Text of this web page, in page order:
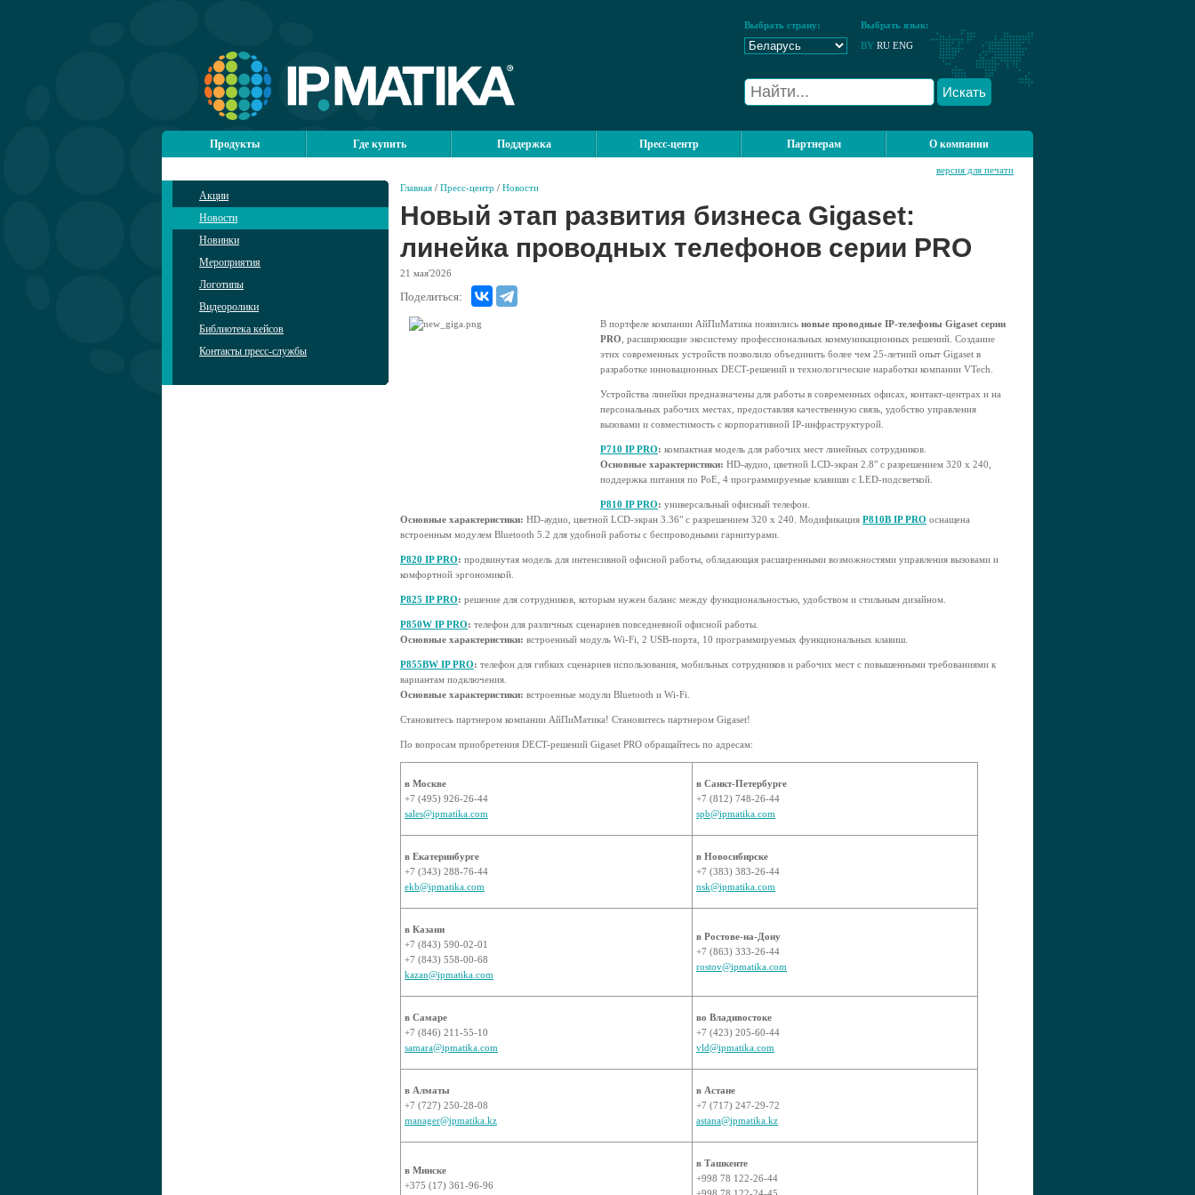
Выбрать страну:
Выбрать язык:
BY RU ENG
Искать
Продукты Где купить Поддержка Пресс-центр Партнерам О компании
Акции
Новости
Новинки
Мероприятия
Логотипы
Видеоролики
Библиотека кейсов
Контакты пресс-службы
Главная / Пресс-центр / Новости
версия для печати
Новый этап развития бизнеса Gigaset:
линейка проводных телефонов серии PRO
21 мая'2026
Поделиться:
В портфеле компании АйПиМатика появились новые проводные IP-телефоны Gigaset серии
PRO , расширяющие экосистему профессиональных коммуникационных решений. Создание
этих современных устройств позволило объединить более чем 25-летний опыт Gigaset в
разработке инновационных DECT-решений и технологические наработки компании VTech.
Устройства линейки предназначены для работы в современных офисах, контакт-центрах и на
персональных рабочих местах, предоставляя качественную связь, удобство управления
вызовами и совместимость с корпоративной IP-инфраструктурой.
P710 IP PRO: компактная модель для рабочих мест линейных сотрудников.
Основные характеристики: HD-аудио, цветной LCD-экран 2.8" с разрешением 320 х 240,
поддержка питания по PoE, 4 программируемые клавиши с LED-подсветкой.
P810 IP PRO: универсальный офисный телефон.
Основные характеристики: HD-аудио, цветной LCD-экран 3.36" с разрешением 320 х 240. Модификация P810B IP PRO оснащена
встроенным модулем Bluetooth 5.2 для удобной работы с беспроводными гарнитурами.
P820 IP PRO: продвинутая модель для интенсивной офисной работы, обладающая расширенными возможностями управления вызовами и
комфортной эргономикой.
P825 IP PRO: решение для сотрудников, которым нужен баланс между функциональностью, удобством и стильным дизайном.
P850W IP PRO: телефон для различных сценариев повседневной офисной работы.
Основные характеристики: встроенный модуль Wi-Fi, 2 USB-порта, 10 программируемых функциональных клавиш.
P855BW IP PRO: телефон для гибких сценариев использования, мобильных сотрудников и рабочих мест с повышенными требованиями к
вариантам подключения.
Основные характеристики: встроенные модули Bluetooth и Wi-Fi.
Становитесь партнером компании АйПиМатика! Становитесь партнером Gigaset!
По вопросам приобретения DECT-решений Gigaset PRO обращайтесь по адресам:
в Москве
+7 (495) 926-26-44
sales@ipmatika.com
в Санкт-Петербурге
+7 (812) 748-26-44
spb@ipmatika.com
в Екатеринбурге
+7 (343) 288-76-44
ekb@ipmatika.com
в Новосибирске
+7 (383) 383-26-44
nsk@ipmatika.com
в Казани
+7 (843) 590-02-01
+7 (843) 558-00-68
kazan@ipmatika.com
в Ростове-на-Дону
+7 (863) 333-26-44
rostov@ipmatika.com
в Самаре
+7 (846) 211-55-10
samara@ipmatika.com
во Владивостоке
+7 (423) 205-60-44
vld@ipmatika.com
в Алматы
+7 (727) 250-28-08
manager@ipmatika.kz
в Астане
+7 (717) 247-29-72
astana@ipmatika.kz
в Минске
+375 (17) 361-96-96
в Ташкенте
+998 78 122-26-44